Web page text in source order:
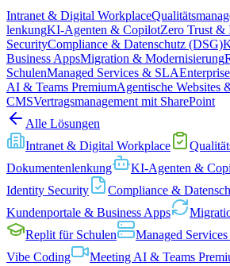
cnext.ch — CNEXT Agentic
CNEXT Lösungen
Demo anfragen
AGENT BEREIT · WARTET AUF BESUCHER
Intranet & Digital Workplace
lenkungKI-Agenten & CopilotZero Trust &
SecurityCompliance & Datenschutz (DSG)
Business AppsMigration & Modernisierung
SchulenManaged Services & SLA
AI & Teams PremiumAgentische Websites
CMSVertragsmanagement mit SharePoint
Alle Lösungen
Intranet & Digital Workplace
Dokumenten­lenkung
KI-Agenten &
Identity Security
Compliance &
Kundenportale & Business Apps
Replit für Schulen
Managed
Vibe Coding
Meeting AI & Teams